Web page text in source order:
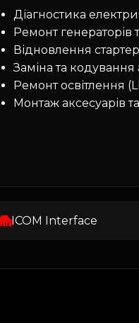
Діагностика
Ремонт генераторів
Відновлення
Заміна та кодування
Ремонт освітлення
Монтаж аксесуарів
ICOM Interface